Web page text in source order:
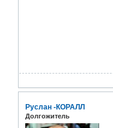
Руслан -КОРАЛЛ
Долгожитель